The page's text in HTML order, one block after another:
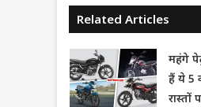
Related Articles
महंगे
हैं ये 5